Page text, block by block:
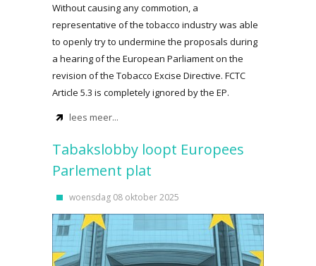
Without causing any commotion, a
representative of the tobacco industry was able
to openly try to undermine the proposals during
a hearing of the European Parliament on the
revision of the Tobacco Excise Directive. FCTC
Article 5.3 is completely ignored by the EP.
lees meer...
Tabakslobby loopt Europees
Parlement plat
woensdag 08 oktober 2025